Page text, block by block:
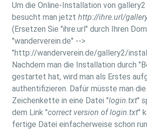
Um die Online-Installation von
besucht man jetzt http://ihre.url/
(Ersetzen Sie "ihre.url" durch Ihren
"wanderverein.de" -->
"http://wanderverein.de/gallery2/
Nachdem man die Installation durch
gestartet hat, wird man als Erstes
authentifizieren. Dafür müsste man
Zeichenkette in eine Datei "login.txt"
dem Link "correct version of login.txt"
fertige Datei einfacherweise schon